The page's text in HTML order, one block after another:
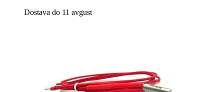
Dostava do 11 avgust